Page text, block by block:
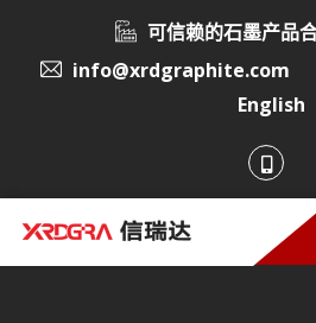
可信赖的石墨产品
info@xrdgraphite.com
English